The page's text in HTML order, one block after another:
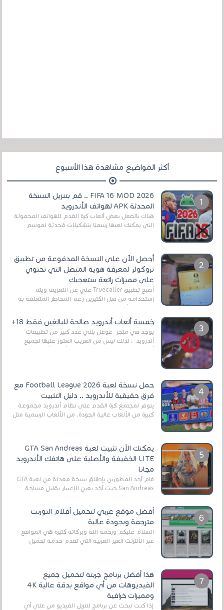
أكثر المواضيع مشاهدة هذا الأسبوع
FIFA 16 MOD 2026 .. قم بتنزيل النسخة
المحدثة APK لهواتف الأندرويد
هناك بالفعل بعض ألعاب كرة القدم للهواتف المحمولة
التي يمكنك لعبها رسميًا بتشكيلات مُحدثة لموسم
أحصل الآن على النسخة المدفوعة من تطبيق
تروكولر لمعرفة هوية المتصل التي تحتوي
على مميزات رائعة ستعجبك
أصبح تطبيق Truecaller غني عن التعريف ويتم
إستخدامه من قبل الكثيرين رغم المخاطر المتعلقه به
خمسة ألعاب أندرويد صالحة للبالغين فقط 18+
يوجد في متجر غوغل بلاي عدد كبير من تطبيقات
أندرويد ، لذلك ليس من الغريب العثور عليها لجميع
حمل نسخة لعبة Football League 2026 مع
فرق حقيقية للأندرويد .. دليل التثبيت
يتوفر لمجتمع كرة القدم على نظام أندرويد مجموعة
كبيرة من الألعاب عالية الجودة. من الألعاب الرسمية مثل
يمكنك الآن تثبيت لعبة GTA San Andreas
LITE الخفيفة والأصلية على هاتفك الأندرويد
مجانا
قام أحد المطورين بإطلاق نسخة معدلة من لعبة GTA
San Andreas حيث أخد بعين الإعتبار تقليل مساحة
أفضل موقع عربي لتحميل أفلام التورنت
مترجمة وبجودة عالية
السلام عليكم ورحمة الله وبركاته كثيرة هي المواقع
عبر الأنترنت الغير العربية التي تقدم خدمة تحميل
هذا أفضل برنامج جربته لتحميل جميع
الفيديوهات من أي مواقع بدقة عالية 4K
ومميزات خرافية
إذا كنت تبحث عن برنامج لتنزيل الفيديو من على أي